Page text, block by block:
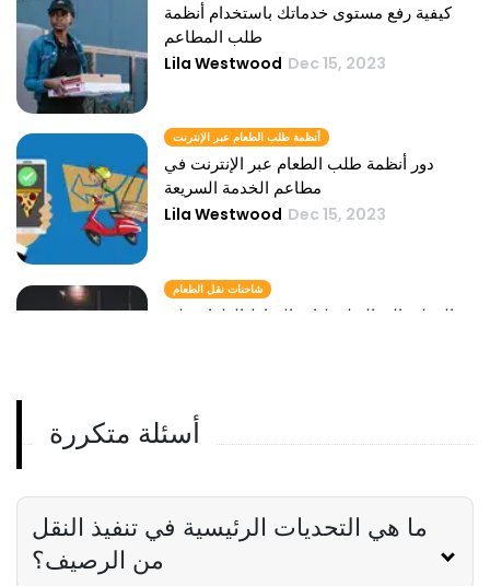
كيفية رفع مستوى خدماتك باستخدام أنظمة
طلب المطاعم
Lila Westwood Dec 15, 2023
أنظمة طلب الطعام عبر الإنترنت
دور أنظمة طلب الطعام عبر الإنترنت في
مطاعم الخدمة السريعة
Lila Westwood Dec 15, 2023
شاحنات نقل الطعام
فهم العملية الفعالة لعمليات التقاط الطعام على
مطعم الوجبات الجاهزة
Lila Westwood Dec 15, 2023
أسئلة متكررة
ما هي التحديات الرئيسية في تنفيذ النقل
من الرصيف؟